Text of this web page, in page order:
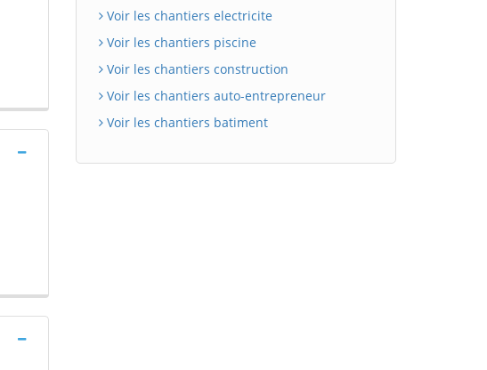
Voir les chantiers electricite
Voir les chantiers piscine
Voir les chantiers construction
Voir les chantiers auto-entrepreneur
Voir les chantiers batiment